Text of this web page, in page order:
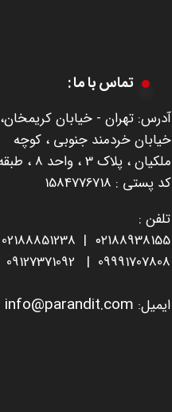
تماس با ما :
آدرس: تهران - خیابان کریمخان،
خیابان خردمند جنوبی ، کوچه
ملکیان ، پلاک 3 ، واحد 8 ، طبقه 4
​​​​​​​کد پستی : 1584776718
تلفن :
۰۲۱88938155 |
02188851238
09991707808
|
09127371092
ایمیل:
info@parandit.com